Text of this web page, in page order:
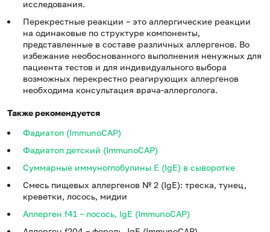
исследования.
Перекрестные реакции – это аллергические реакции
на одинаковые по структуре компоненты,
представленные в составе различных аллергенов. Во
избежание необоснованного выполнения ненужных для
пациента тестов и для индивидуального выбора
возможных перекрестно реагирующих аллергенов
необходима консультация врача-аллерголога.
Также рекомендуется
Фадиатоп (ImmunoCAP)
Фадиатоп детский (ImmunoCAP)
Суммарные иммуноглобулины E (IgE) в сыворотке
Смесь пищевых аллергенов № 2 (IgE): треска, тунец,
креветки, лосось, мидии
Аллерген f41 – лосось, IgE (ImmunoCAP)